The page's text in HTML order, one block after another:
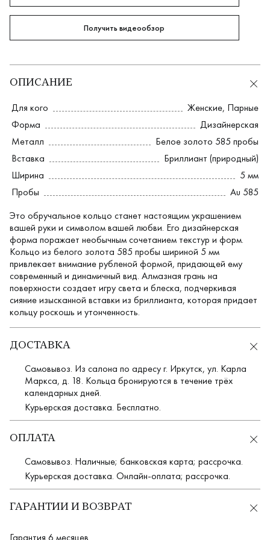
Получить видеообзор
ОПИСАНИЕ
Для кого Женские, Парные
Форма
Дизайнерская
Металл
Белое золото 585 пробы
Вставка
Бриллиант (природный)
Ширина
5 мм
Пробы
Au 585
Это обручальное кольцо станет настоящим украшением
вашей руки и символом вашей любви. Его дизайнерская
форма поражает необычным сочетанием текстур и форм.
Кольцо из белого золота 585 пробы шириной 5 мм
привлекает внимание рубленой формой, придающей ему
современный и динамичный вид. Алмазная грань на
поверхности создает игру света и блеска, подчеркивая
сияние изысканной вставки из бриллианта, которая придает
кольцу роскошь и утонченность.
ДОСТАВКА
Самовывоз. Из салона по адресу г. Иркутск, ул. Карла
Маркса, д. 18. Кольца бронируются в течение трёх
календарных дней.
Курьерская доставка. Бесплатно.
ОПЛАТА
Самовывоз. Наличные; банковская карта; рассрочка.
Курьерская доставка. Онлайн-оплата; рассрочка.
ГАРАНТИИ И ВОЗВРАТ
Гарантия 6 месяцев.